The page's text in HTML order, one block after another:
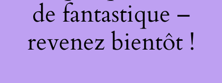
de fantastique –
revenez bientôt !